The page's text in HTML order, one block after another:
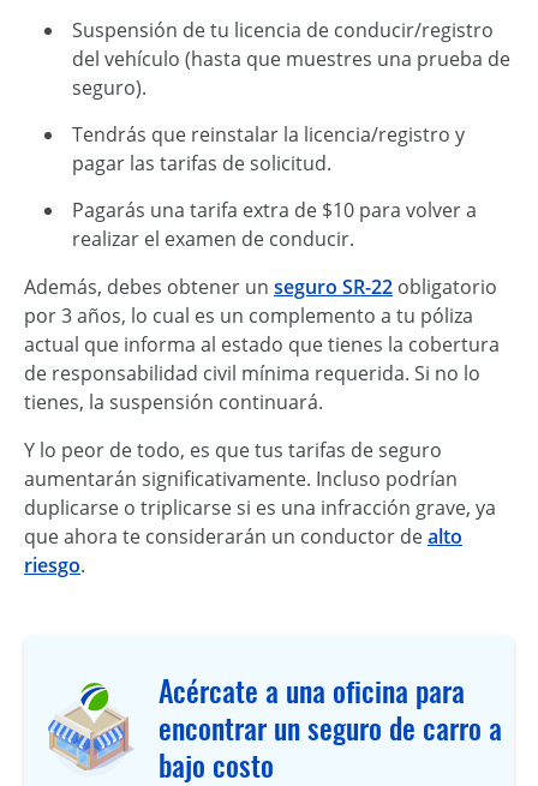
Suspensión de tu licencia de conducir/registro
del vehículo (hasta que muestres una prueba de
seguro).
Tendrás que reinstalar la licencia/registro y
pagar las tarifas de solicitud.
Pagarás una tarifa extra de $10 para volver a
realizar el examen de conducir.
Además, debes obtener un seguro SR-22 obligatorio
por 3 años, lo cual es un complemento a tu póliza
actual que informa al estado que tienes la cobertura
de responsabilidad civil mínima requerida. Si no lo
tienes, la suspensión continuará.
Y lo peor de todo, es que tus tarifas de seguro
aumentarán significativamente. Incluso podrían
duplicarse o triplicarse si es una infracción grave, ya
que ahora te considerarán un conductor dealto
riesgo.
Acércate a una oficina para
encontrar un seguro de carro a
bajo costo